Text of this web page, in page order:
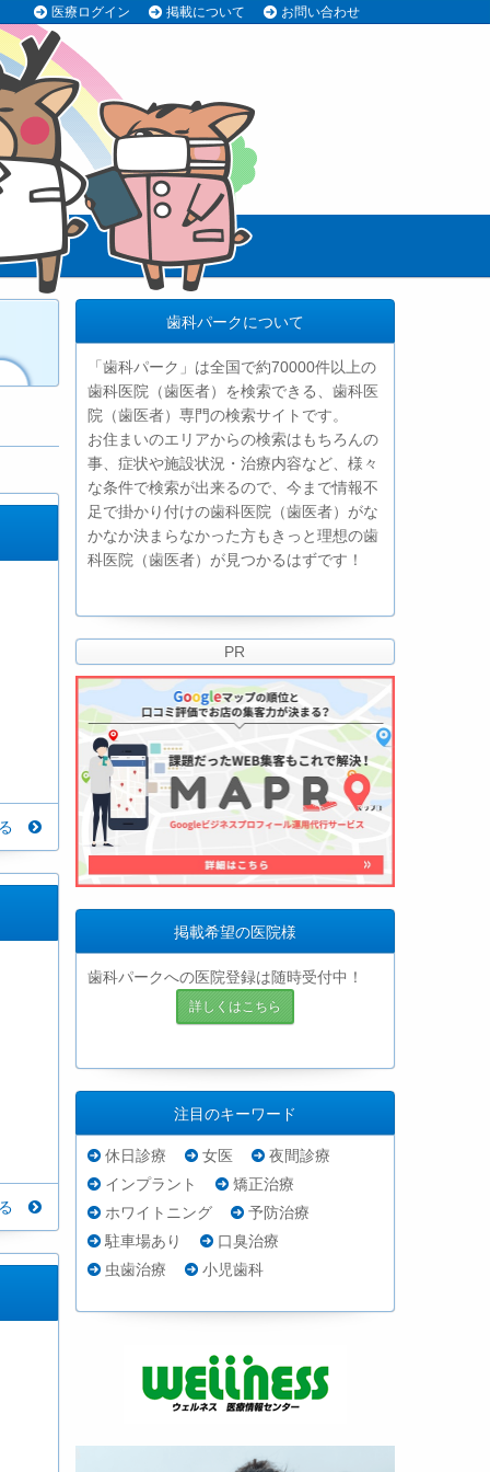
医療ログイン 掲載について お問い合わせ
歯科パークについて
「歯科パーク」は全国で約70000件以上の
歯科医院（歯医者）を検索できる、歯科医
院（歯医者）専門の検索サイトです。
お住まいのエリアからの検索はもちろんの
事、症状や施設状況・治療内容など、様々
な条件で検索が出来るので、今まで情報不
足で掛かり付けの歯科医院（歯医者）がな
かなか決まらなかった方もきっと理想の歯
科医院（歯医者）が見つかるはずです！
PR
掲載希望の医院様
歯科パークへの医院登録は随時受付中！
詳しくはこちら
注目のキーワード
休日診療 女医
夜間診療
インプラント
矯正治療
ホワイトニング
予防治療
駐車場あり
口臭治療
虫歯治療
小児歯科